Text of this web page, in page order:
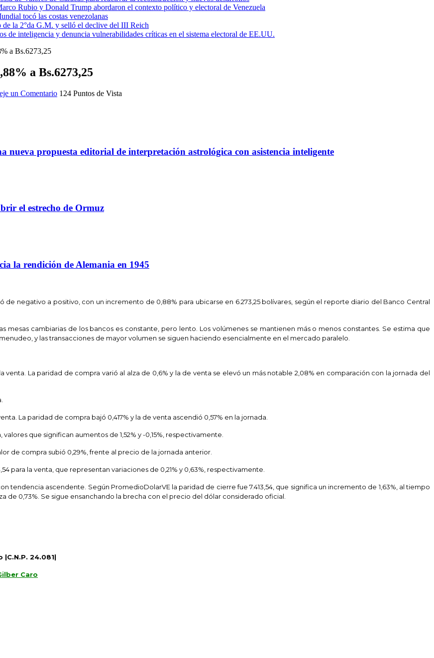
Rubio y Donald Trump abordaron el contexto político y electoral de Venezuela
tocó las costas venezolanas
la 2°da G.M. y selló el declive del III Reich
de inteligencia y denuncia vulnerabilidades críticas en el sistema electoral de EE.UU.
a Bs.6273,25
a Bs.6273,25
un Comentario 124 Puntos de Vista
propuesta editorial de interpretación astrológica con asistencia inteligente
el estrecho de Ormuz
la rendición de Alemania en 1945
negativo a positivo, con un incremento de 0,88% para ubicarse en 6.273,25 bolívares, según el reporte diario del Banco Central
cambiarias de los bancos es constante, pero lento. Los volúmenes se mantienen más o menos constantes. Se estima que
y las transacciones de mayor volumen se siguen haciendo esencialmente en el mercado paralelo.
venta. La paridad de compra varió al alza de 0,6% y la de venta se elevó un más notable 2,08% en comparación con la jornada del
La paridad de compra bajó 0,417% y la de venta ascendió 0,57% en la jornada.
que significan aumentos de 1,52% y -0,15%, respectivamente.
de compra subió 0,29%, frente al precio de la jornada anterior.
para la venta, que representan variaciones de 0,21% y 0,63%, respectivamente.
tendencia ascendente. Según PromedioDolarVE la paridad de cierre fue 7.413,54, que significa un incremento de 1,63%, al tiempo
de 0,73%. Se sigue ensanchando la brecha con el precio del dólar considerado oficial.
24.081|
Caro